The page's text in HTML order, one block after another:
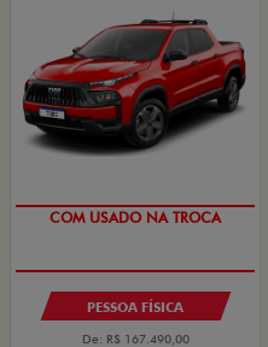
COM USADO NA TROCA
PESSOA FÍSICA
De: R$ 167.490,00